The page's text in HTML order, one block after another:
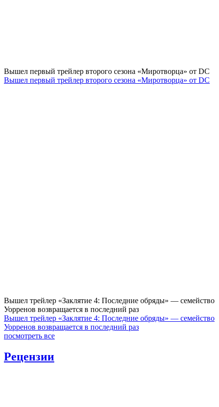
Вышел первый трейлер второго сезона «Миротворца» от DC
Вышел первый трейлер второго сезона «Миротворца» от DC
Вышел трейлер «Заклятие 4: Последние обряды» — семейство
Уорренов возвращается в последний раз
Вышел трейлер «Заклятие 4: Последние обряды» — семейство
Уорренов возвращается в последний раз
посмотреть все
Рецензии